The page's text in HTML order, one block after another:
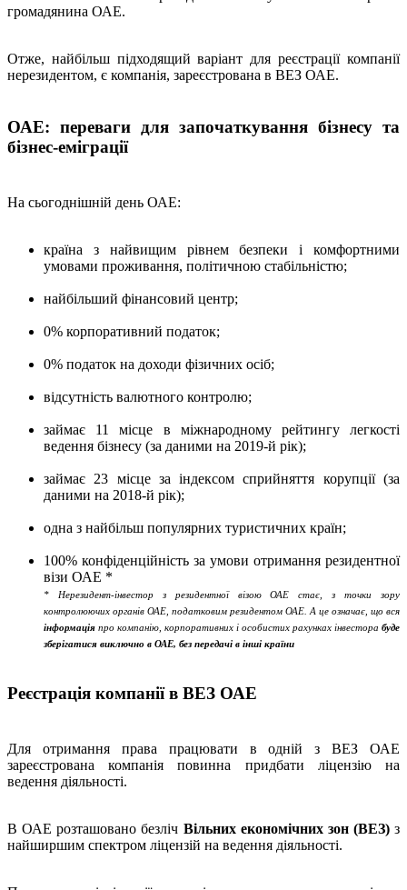
громадянина ОАЕ.
Отже, найбільш підходящий варіант для реєстрації компанії
нерезидентом, є компанія, зареєстрована в ВЕЗ ОАЕ.
ОАЕ: переваги для започаткування бізнесу та
бізнес-еміграції
На сьогоднішній день ОАЕ:
країна з найвищим рівнем безпеки і комфортними
умовами проживання, політичною стабільністю;
найбільший фінансовий центр;
0% корпоративний податок;
0% податок на доходи фізичних осіб;
відсутність валютного контролю;
займає 11 місце в міжнародному рейтингу легкості
ведення бізнесу (за даними на 2019-й рік);
займає 23 місце за індексом сприйняття корупції (за
даними на 2018-й рік);
одна з найбільш популярних туристичних країн;
100% конфіденційність за умови отримання резидентної
візи ОАЕ *
* Нерезидент-інвестор з резидентної візою ОАЕ стає, з точки зору
контролюючих органів ОАЕ, податковим резидентом ОАЕ. А це означає, що вся
інформація про компанію, корпоративних і особистих рахунках інвестора буде
зберігатися виключно в ОАЕ, без передачі в інші країни
Реєстрація компанії в ВЕЗ ОАЕ
Для отримання права працювати в одній з ВЕЗ ОАЕ
зареєстрована компанія повинна придбати ліцензію на
ведення діяльності.
В ОАЕ розташовано безліч Вільних економічних зон (ВЕЗ)з
найширшим спектром ліцензій на ведення діяльності.